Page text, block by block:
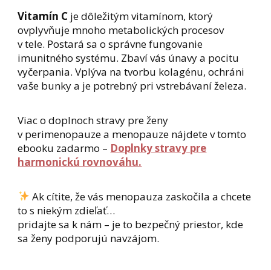
Vitamín C je dôležitým vitamínom, ktorý
ovplyvňuje mnoho metabolických procesov
v tele. Postará sa o správne fungovanie
imunitného systému. Zbaví vás únavy a pocitu
vyčerpania. Vplýva na tvorbu kolagénu, ochráni
vaše bunky a je potrebný pri vstrebávaní železa.
Viac o doplnoch stravy pre ženy
v perimenopauze a menopauze nájdete v tomto
ebooku zadarmo – Doplnky stravy pre
harmonickú rovnováhu.
Ak cítite, že vás menopauza zaskočila a chcete
to s niekým zdieľať…
pridajte sa k nám – je to bezpečný priestor, kde
sa ženy podporujú navzájom.